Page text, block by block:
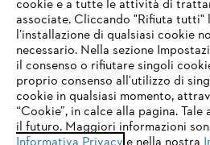
Termini e condizioni generali
Note legali Cookies
Sie nutzen einen Browser, den wir
eine optimale Nutzung unserer Seite
einem der folgenden Browser zu
cookie e a tutte le attività di
associate. Cliccando "Rifiuta tutti"
l’installazione di qualsiasi cookie
necessario. Nella sezione
il consenso o rifiutare singoli
proprio consenso all'utilizzo di
cookie in qualsiasi momento,
“Cookie”, in calce alla pagina.
il futuro. Maggiori informazioni